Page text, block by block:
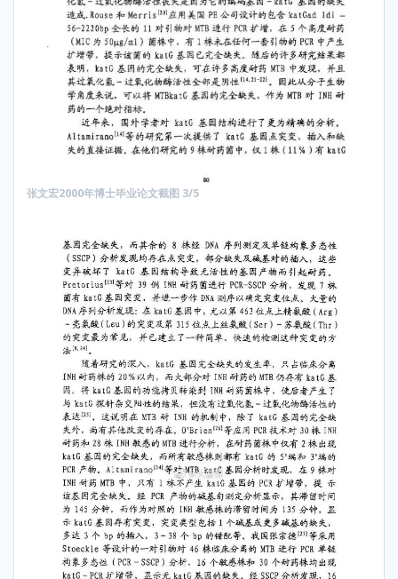
张文宏2000年博士毕业论文截图 3/5